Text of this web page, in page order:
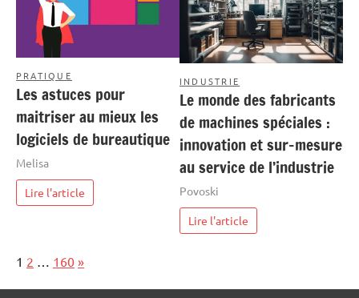
PRATIQUE
Les astuces pour
maitriser au mieux les
logiciels de bureautique
Melisa
Lire l'article
INDUSTRIE
Le monde des fabricants
de machines spéciales :
innovation et sur-mesure
au service de l’industrie
Povoski
Lire l'article
Page:
1 2 160 Next
»